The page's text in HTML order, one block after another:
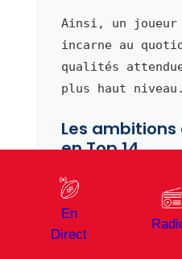
Ainsi, un joueur
incarne au
qualités
plus haut niveau.
Les ambitions
en Top 14
Chaque saison,
son exercice en
objectifs
En
Direct